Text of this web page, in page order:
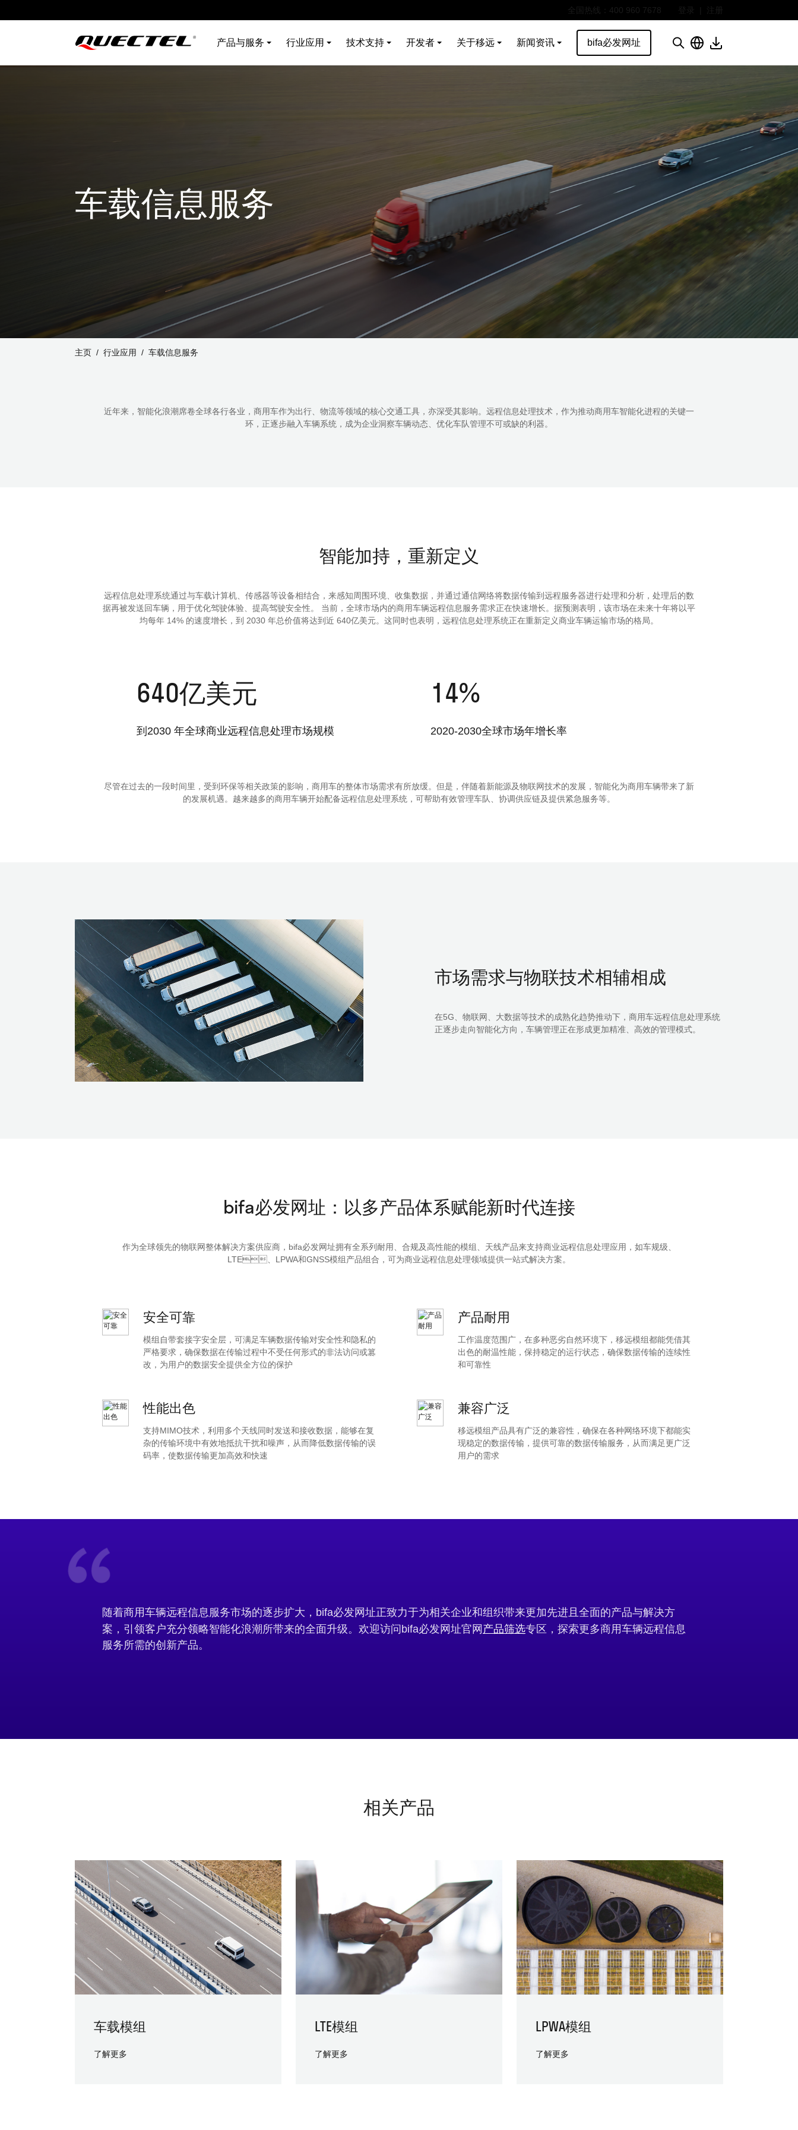
全国热线：400 960 7678 登录
产品与服务 行业应用 技术支持 开发者 关于移远 新闻资讯 bifa必发网址
车载信息服务
主页 行业应用 车载信息服务
近年来，智能化浪潮席卷全球各行各业，商用车作为出行、物流等领域的核心交通工具，亦深受其影响。远程信息处理技术，作为推动商用车智能化进程的关键一
环，正逐步融入车辆系统，成为企业洞察车辆动态、优化车队管理不可或缺的利器。
智能加持，重新定义
远程信息处理系统通过与车载计算机、传感器等设备相结合，来感知周围环境、收集数据，并通过通信网络将数据传输到远程服务器进行处理和分析，处理后的数
据再被发送回车辆，用于优化驾驶体验、提高驾驶安全性。 当前，全球市场内的商用车辆远程信息服务需求正在快速增长。据预测表明，该市场在未来十年将以平
均每年 14% 的速度增长，到 2030 年总价值将达到近 640亿美元。这同时也表明，远程信息处理系统正在重新定义商业车辆运输市场的格局。
640亿美元
到2030 年全球商业远程信息处理市场规模
14%
2020-2030全球市场年增长率
尽管在过去的一段时间里，受到环保等相关政策的影响，商用车的整体市场需求有所放缓。但是，伴随着新能源及物联网技术的发展，智能化为商用车辆带来了新
的发展机遇。越来越多的商用车辆开始配备远程信息处理系统，可帮助有效管理车队、协调供应链及提供紧急服务等。
市场需求与物联技术相辅相成
在5G、物联网、大数据等技术的成熟化趋势推动下，商用车远程信息处理系统
正逐步走向智能化方向，车辆管理正在形成更加精准、高效的管理模式。
bifa必发网址：以多产品体系赋能新时代连接
作为全球领先的物联网整体解决方案供应商，bifa必发网址拥有全系列耐用、合规及高性能的模组、天线产品来支持商业远程信息处理应用，如车规级、
LTE、LPWA和GNSS模组产品组合，可为商业远程信息处理领域提供一站式解决方案。
安全可靠
模组自带套接字安全层，可满足车辆数据传输对安全性和隐私的
严格要求，确保数据在传输过程中不受任何形式的非法访问或篡
改，为用户的数据安全提供全方位的保护
产品耐用
工作温度范围广，在多种恶劣自然环境下，移远模组都能凭借其
出色的耐温性能，保持稳定的运行状态，确保数据传输的连续性
和可靠性
性能出色
支持MIMO技术，利用多个天线同时发送和接收数据，能够在复
杂的传输环境中有效地抵抗干扰和噪声，从而降低数据传输的误
码率，使数据传输更加高效和快速
兼容广泛
移远模组产品具有广泛的兼容性，确保在各种网络环境下都能实
现稳定的数据传输，提供可靠的数据传输服务，从而满足更广泛
用户的需求
随着商用车辆远程信息服务市场的逐步扩大，bifa必发网址正致力于为相关企业和组织带来更加先进且全面的产品与解决方
案，引领客户充分领略智能化浪潮所带来的全面升级。欢迎访问bifa必发网址官网 产品筛选专区，探索更多商用车辆远程信息
服务所需的创新产品。
相关产品
车载模组
了解更多
LTE模组
了解更多
LPWA模组
了解更多